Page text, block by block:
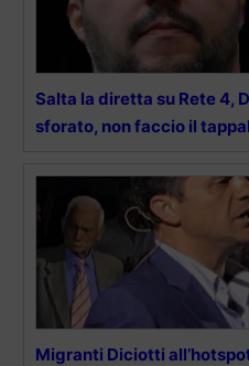
Salta la diretta su Rete 4,
sforato, non faccio il
Migranti Diciotti